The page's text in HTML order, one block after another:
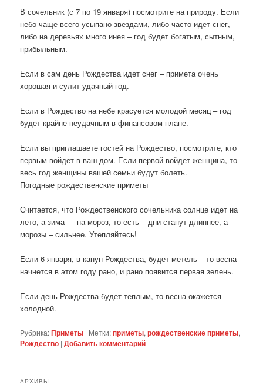
В сочельник (с 7 по 19 января) посмотрите на природу. Если
небо чаще всего усыпано звездами, либо часто идет снег,
либо на деревьях много инея – год будет богатым, сытным,
прибыльным.
Если в сам день Рождества идет снег – примета очень
хорошая и сулит удачный год.
Если в Рождество на небе красуется молодой месяц – год
будет крайне неудачным в финансовом плане.
Если вы приглашаете гостей на Рождество, посмотрите, кто
первым войдет в ваш дом. Если первой войдет женщина, то
весь год женщины вашей семьи будут болеть.
Погодные рождественские приметы
Считается, что Рождественского сочельника солнце идет на
лето, а зима — на мороз, то есть – дни станут длиннее, а
морозы – сильнее. Утепляйтесь!
Если 6 января, в канун Рождества, будет метель – то весна
начнется в этом году рано, и рано появится первая зелень.
Если день Рождества будет теплым, то весна окажется
холодной.
Рубрика:Приметы | Метки:приметы,рождественские приметы,
Рождество |Добавить комментарий
АРХИВЫ